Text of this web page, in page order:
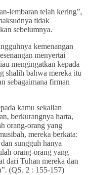
lembaran telah kering”,
tidak
sebelumnya.
kemenangan
menyertai
mengingatkan kepada
shalih bahwa mereka itu
sebagaimana firman
kamu sekalian
berkurangnya harta,
orang-orang yang
mereka berkata:
sungguh hanya
orang-orang yang
dari Tuhan mereka dan
(QS. 2 : 155-157)